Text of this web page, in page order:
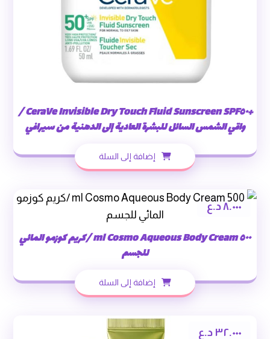
+CeraVe Invisible Dry Touch Fluid Sunscreen SPF٥٠ /
واقي الشمس السائل للبشرة العادية إلى الدهنية من سيرافي
إضافة إلى السلة
٥٠٠ ml Cosmo Aqueous Body Cream /كريم كوزمو المائي
للجسم
٨.٠٠٠ د.ع
إضافة إلى السلة
٣٢.٠٠٠ د.ع